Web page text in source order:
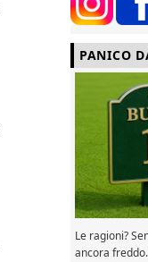
PANICO
Le ragioni?
ancora